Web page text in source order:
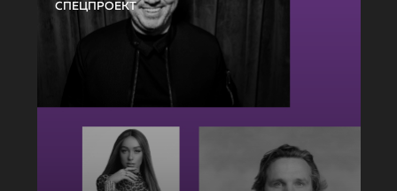
СПЕЦПРОЕКТ